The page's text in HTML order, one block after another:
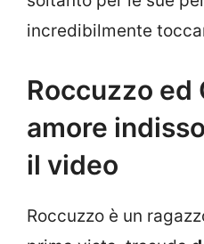
incredibilmente
Roccuzzo ed
amore
il video
Roccuzzo è un